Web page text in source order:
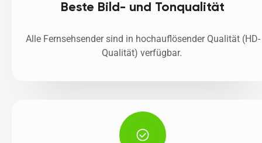
Beste Bild- und Tonqualität
Alle Fernsehsender sind in hochauflösender Qualität (HD-
Qualität) verfügbar.